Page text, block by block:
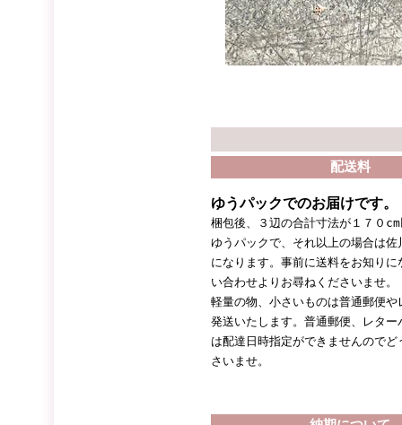
配送料
ゆうパックでのお届けです。
梱包後、３辺の合計寸法が１７０
ゆうパックで、それ以上の場合は佐
になります。事前に送料をお知りに
い合わせよりお尋ねくださいませ。
軽量の物、小さいものは普通郵便や
発送いたします。普通郵便、レター
は配達日時指定ができませんのでど
さいませ。